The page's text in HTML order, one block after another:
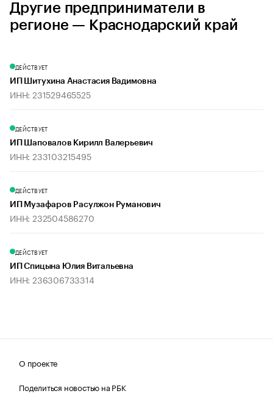
Другие предприниматели в
регионе — Краснодарский край
ДЕЙСТВУЕТ
ИП Шитухина Анастасия Вадимовна
ИНН: 231529465525
ДЕЙСТВУЕТ
ИП Шаповалов Кирилл Валерьевич
ИНН: 233103215495
ДЕЙСТВУЕТ
ИП Музафаров Расулжон Руманович
ИНН: 232504586270
ДЕЙСТВУЕТ
ИП Спицына Юлия Витальевна
ИНН: 236306733314
О проекте
Поделиться новостью на РБК